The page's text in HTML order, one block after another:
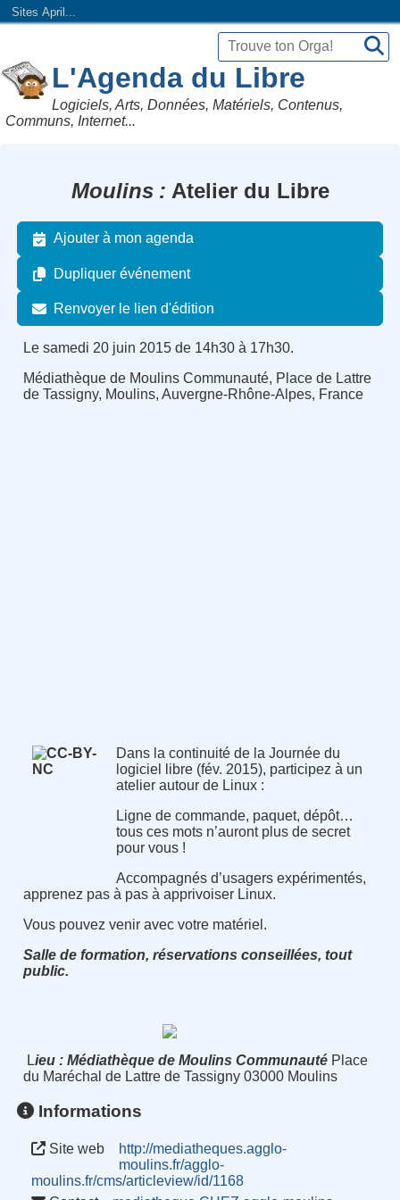
Sites April...
L'Agenda du Libre
Logiciels, Arts, Données, Matériels, Contenus,
Communs, Internet...
Moulins Atelier du Libre
Ajouter à mon agenda
Dupliquer événement
Renvoyer le lien d'édition
Le samedi 20 juin 2015 de 14h30 à 17h30.
Médiathèque de Moulins Communauté, Place de Lattre
de Tassigny, Moulins, Auvergne-Rhône-Alpes, France
Dans la continuité de la Journée du
logiciel libre (fév. 2015), participez à un
atelier autour de Linux :
Ligne de commande, paquet, dépôt…
tous ces mots n’auront plus de secret
pour vous !
Accompagnés d’usagers expérimentés,
apprenez pas à pas à apprivoiser Linux.
Vous pouvez venir avec votre matériel.
Salle de formation, réservations conseillées, tout
public.
Lieu : Médiathèque de Moulins Communauté Place
du Maréchal de Lattre de Tassigny 03000 Moulins
Informations
Site web
http://mediatheques.agglo-
moulins.fr/agglo-
moulins.fr/cms/articleview/id/1168